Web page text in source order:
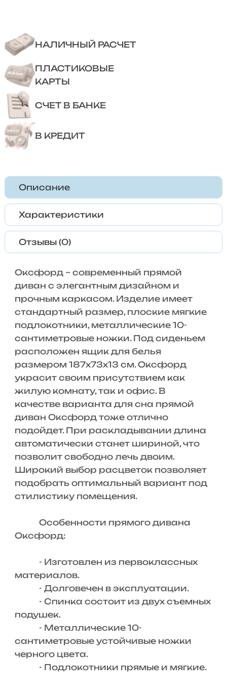
НАЛИЧНЫЙ РАСЧЕТ
ПЛАСТИКОВЫЕ
КАРТЫ
СЧЕТ В БАНКЕ
В КРЕДИТ
Описание
Характеристики
Отзывы (0)
Оксфорд – современный прямой
диван с элегантным дизайном и
прочным каркасом. Изделие имеет
стандартный размер, плоские мягкие
подлокотники, металлические 10-
сантиметровые ножки. Под сиденьем
расположен ящик для белья
размером 187х73х13 см. Оксфорд
украсит своим присутствием как
жилую комнату, так и офис. В
качестве варианта для сна прямой
диван Оксфорд тоже отлично
подойдет. При раскладывании длина
автоматически станет шириной, что
позволит свободно лечь двоим.
Широкий выбор расцветок позволяет
подобрать оптимальный вариант под
стилистику помещения.
Особенности прямого дивана
Оксфорд:
- Изготовлен из первоклассных
материалов.
- Долговечен в эксплуатации.
- Спинка состоит из двух съемных
подушек.
- Металлические 10-
сантиметровые устойчивые ножки
черного цвета.
- Подлокотники прямые и мягкие.